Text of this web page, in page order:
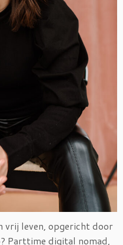
vrij leven, opgericht door
Parttime digital nomad,